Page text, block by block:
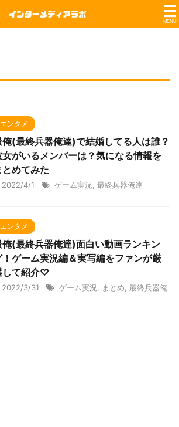
エンタメ
俺(最終兵器俺達)で結婚してる人は誰？
女がいるメンバーは？気になる情報を
とめてみた
2022/4/1 ゲーム実況 最終兵器俺達
エンタメ
俺(最終兵器俺達)面白い動画ランキン
！ゲーム実況編＆実写編をファンが厳
して紹介♡
2022/3/31 ゲーム実況 まとめ 最終兵器俺